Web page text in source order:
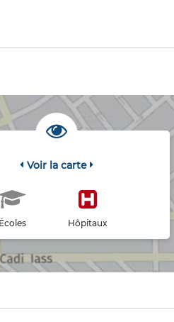
Voir la carte
Écoles Hôpitaux